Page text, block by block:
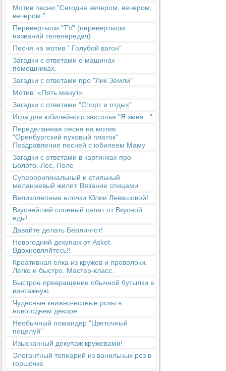
Мотив песни:"Сегодня вечером, вечером,
вечером "
Перевертыши "TV" (перевертыши
названий телепередач)
Песня на мотив " Голубой вагон"
Загадки с ответами о машинах -
помощниках.
Загадки с ответами про "Лик Земли"
Мотив: «Пять минут»
Загадки с ответами "Спорт и отдых"
Игра для юбилейного застолья "Я змея..."
Переделанная песня на мотив
"Оренбургский пуховый платок"
Поздравление песней с юбилеем Маму
Загадки с ответами в картинках про
Болото, Лес, Поле
Супероригинальный и стильный
меланжевый жилет. Вязание спицами
Великолепные елочки Юлии Левашовой!
Вкуснейший слоеный салат от Вкусной
еды!
Давайте делать Берлингот!
Новогодний декупаж от Asket.
Вдохновляйтесь!!
Креативная елка из кружев и проволоки.
Легко и быстро. Мастер-класс.
Быстрое превращение обычной бутылки в
винтажную.
Чудесные книжно-нотные розы в
новогоднем декоре
Необычный помандер "Цветочный
поцелуй"
Изысканный декупаж кружевами!
Элегантный топиарий из ванильных роз в
горшочке